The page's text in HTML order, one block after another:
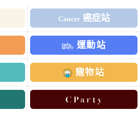
癌症站
運動站
寵物站